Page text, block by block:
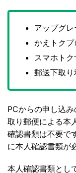
アップグ
かえトク
スマホト
郵送下取り
PCからの申し込
取り郵便による本
確認書類は不要で
に本人確認書類が
本人確認書類とし